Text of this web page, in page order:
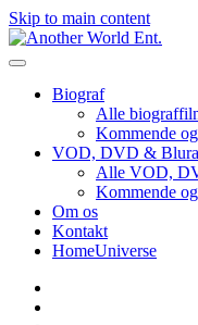
Skip to main content
Biograf
Alle
Kommende
VOD, DVD &
Alle VOD,
Kommende
Om os
Kontakt
HomeUniverse